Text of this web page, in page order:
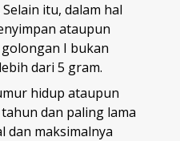
itu, dalam hal
ataupun
I bukan
dari 5 gram.
hidup ataupun
dan paling lama
dan maksimalnya